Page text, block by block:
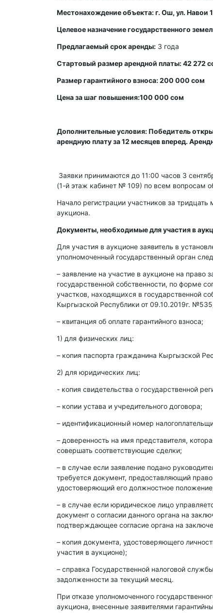
Местонахождение объекта: г. Ош, ул. Навои 1
Целевое назначение государственного
Предлагаемый срок аренды: 3 года
Стартовый размер арендной платы: 42 272
Размер гарантийного взноса: 200 000 сом
Цена за шаг повышения:100 000 сом
Дополнительные условия: Победитель
арендную плату за 12 месяцев вперед.
Заявки принимаются до 11:00 часов 3
(1-й этаж кабинет № 109) по всем вопросам
Начало регистрации участников за
аукциона.
Документы, необходимые для участия в
Для участия в аукционе заявитель в
уполномоченный государственный орган
– заявление на участие в аукционе на право
государственной собственности, по форме
участков, находящихся в государственной
Кыргызской Республики от 09.10.2019г.
– квитанция об оплате гарантийного взноса;
1) для физических лиц:
– копия паспорта гражданина Кыргызской
2) для юридических лиц:
- копия свидетельства о государственной
– копии устава и учредительного договора;
– идентификационный номер
– доверенность на имя представителя,
совершать соответствующие сделки;
– в случае если заявление подано
требуется документ, предоставляющий
удостоверяющий его должностное
– в случае если юридическое лицо
документ о согласии данного органа на
подтверждающее согласие органа на
– копия документа, удостоверяющего
участия в аукционе);
– справка Государственной налоговой
задолженности за текущий месяц.
При отказе уполномоченного
аукциона, внесенные заявителями